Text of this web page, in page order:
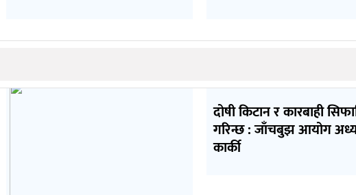
दोषी किटान र कारबाही
गरिन्छ : जाँचबुझ आयोग
कार्की